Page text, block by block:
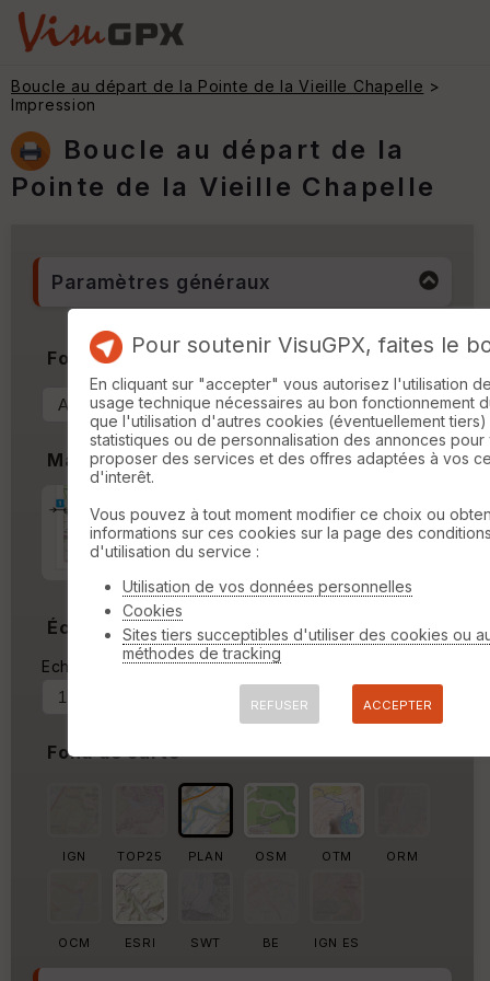
Boucle au départ de la Pointe de la Vieille Chapelle >
Impression
Boucle au départ de la
Pointe de la Vieille Chapelle
Paramètres généraux
Format & Orientation
Marges
Marge autour de la trace
%
Échelle
Echelle actuelle : 1/10172
Fond de carte
IGN TOP25 PLAN OSM OTM ORM
OCM ESRI SWT BE IGN ES
Pour soutenir VisuGPX, faites le
En cliquant sur "accepter" vous autorisez l'utilisation
usage technique nécessaires au bon fonctionnement
que l'utilisation d'autres cookies (éventuellement
statistiques ou de personnalisation des annonces pour
proposer des services et des offres adaptées à vos
d'interêt.
Vous pouvez à tout moment modifier ce choix ou
informations sur ces cookies sur la page des
d'utilisation du service :
Utilisation de vos données personnelles
Cookies
Sites tiers succeptibles d'utiliser des cookies ou
méthodes de tracking
REFUSER ACCEPTER